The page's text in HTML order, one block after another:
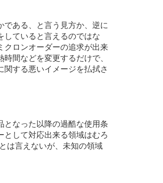
ある、と言う見方か、逆に
ていると言えるのではな
クロンオーダーの追求が出来
間などを変更するだけで、
する悪いイメージを払拭さ
なった以降の過酷な使用条
して対応出来る領域はむろ
は言えないが、未知の領域